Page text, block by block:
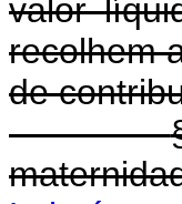
valor
recolhem
de